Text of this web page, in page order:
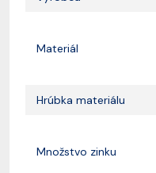
Materiál
Hrúbka materiálu
Množstvo zinku